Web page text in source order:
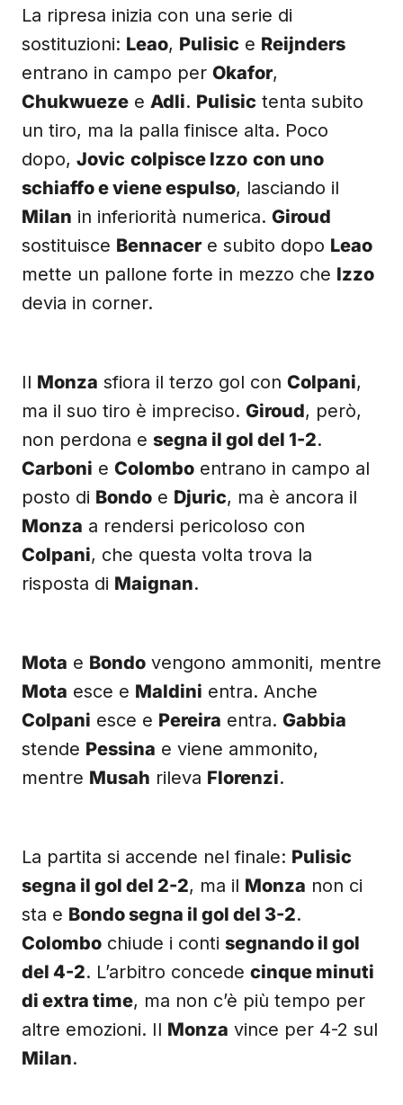
La ripresa inizia con una serie di
sostituzioni: Leao, Pulisic e Reijnders
entrano in campo per Okafor,
Chukwueze e Adli. Pulisic tenta subito
un tiro, ma la palla finisce alta. Poco
dopo, Jovic colpisce Izzo con uno
schiaffo e viene espulso, lasciando il
Milan in inferiorità numerica. Giroud
sostituisce Bennacer e subito dopo Leao
mette un pallone forte in mezzo che Izzo
devia in corner.
Il Monza sfiora il terzo gol con Colpani,
ma il suo tiro è impreciso. Giroud, però,
non perdona e segna il gol del 1-2.
Carboni e Colombo entrano in campo al
posto di Bondo e Djuric, ma è ancora il
Monza a rendersi pericoloso con
Colpani, che questa volta trova la
risposta di Maignan.
Mota e Bondo vengono ammoniti, mentre
Mota esce e Maldini entra. Anche
Colpani esce e Pereira entra. Gabbia
stende Pessina e viene ammonito,
mentre Musah rileva Florenzi.
La partita si accende nel finale: Pulisic
segna il gol del 2-2, ma il Monza non ci
sta e Bondo segna il gol del 3-2.
Colombo chiude i conti segnando il gol
del 4-2. L’arbitro concede cinque minuti
di extra time, ma non c’è più tempo per
altre emozioni. Il Monza vince per 4-2 sul
Milan.